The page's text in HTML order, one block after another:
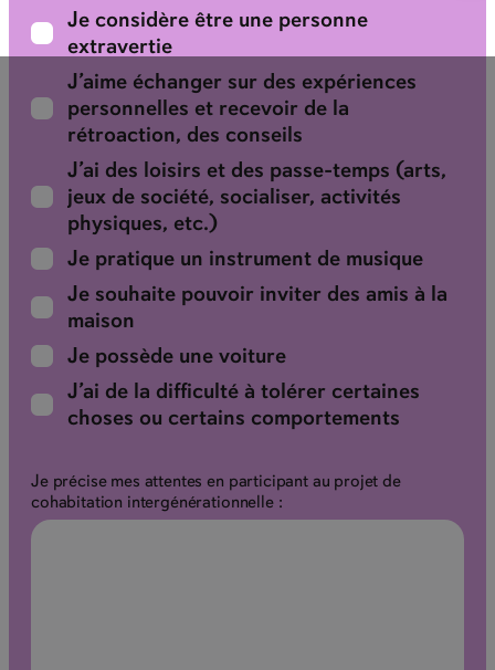
Je considère être une personne
extravertie
J’aime échanger sur des expériences
personnelles et recevoir de la
rétroaction, des conseils
J’ai des loisirs et des passe-temps (arts,
jeux de société, socialiser, activités
physiques, etc.)
Je pratique un instrument de musique
Je souhaite pouvoir inviter des amis à la
maison
Je possède une voiture
J’ai de la difficulté à tolérer certaines
choses ou certains comportements
Je précise mes attentes en participant au projet de
cohabitation intergénérationnelle :